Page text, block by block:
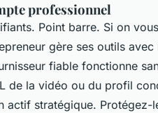
professionnel
Point barre. Si on
gère ses outils avec
fiable fonctionne
de la vidéo ou du profil
stratégique. Protégez-